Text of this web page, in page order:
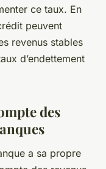
ce taux. En
peuvent
revenus stables
d’endettement
des
a sa propre